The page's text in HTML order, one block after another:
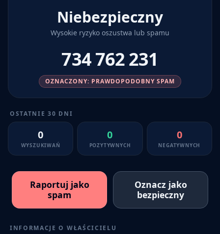
Niebezpieczny
Wysokie ryzyko oszustwa lub spamu
734 762 231
OZNACZONY: PRAWDOPODOBNY SPAM
OSTATNIE 30 DNI
0
WYSZUKIWAŃ
0
POZYTYWNYCH
0
NEGATYWNYCH
Raportuj jako
spam
Oznacz jako
bezpieczny
INFORMACJE O WŁAŚCICIELU